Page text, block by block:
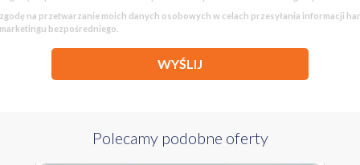
na przetwarzanie moich danych osobowych w celach przesyłania informacji
bezpośredniego.
WYŚLIJ
Polecamy podobne oferty